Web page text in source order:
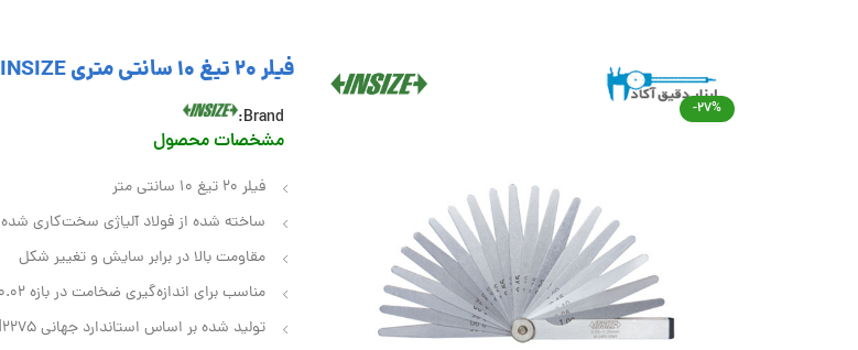
-27%
فیلر 20 تیغ 10 سانتی متری INSIZE (با گارانتی رسمی شرکت اینسایز) مدل 4602-20
Brand:
مشخصات محصول
فیلر 20 تیغ 10 سانتی متر
ساخته شده از فولاد آلیاژی سخت‌کاری شده
مقاومت بالا در برابر سایش و تغییر شکل
مناسب برای اندازه‌گیری ضخامت در بازه 0.02 تا 1 میلی‌متر
تولید شده بر اساس استاندارد جهانی DIN2275